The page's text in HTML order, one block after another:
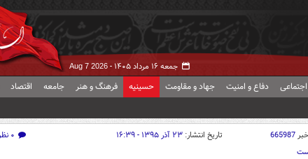
جمعه ۱۶ مرداد ۱۴۰۵ - Aug 7 2026
دفاع و امنیت جهاد و مقاومت حسینیه فرهنگ و هنر جامعه اقتصاد
665987 تاریخ انتشار: ۲۳ آذر ۱۳۹۵ - ۱۶:۳۹ ۰ نظر